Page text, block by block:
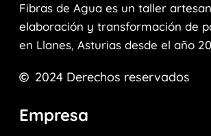
Fibras de Agua es un taller
elaboración y transformación de
en Llanes, Asturias desde el año
2024 Derechos reservados
Empresa